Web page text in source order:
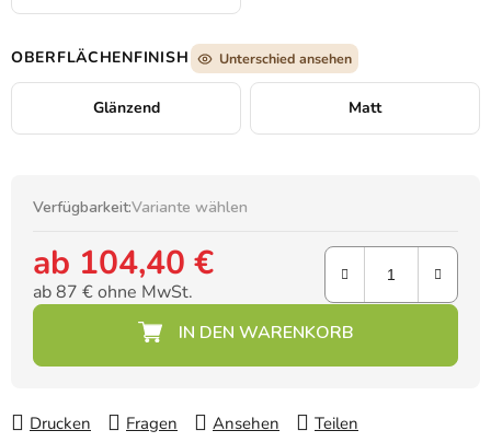
OBERFLÄCHENFINISH Unterschied ansehen
Glänzend Matt
Verfügbarkeit:Variante wählen
ab 104,40 €
ab87 €ohne MwSt.
Drucken Fragen Ansehen Teilen